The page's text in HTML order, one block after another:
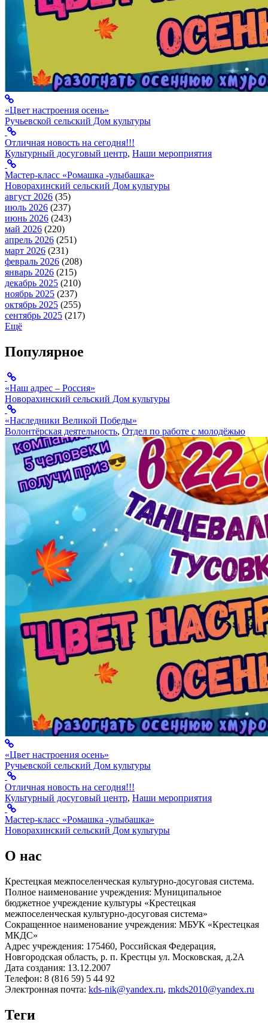
«Цвет настроения осень»
Ручьевской сельский Дом культуры
Отличная новость на сегодня!!!
Культурный досуговый центр, Наши мероприятия
Мастер-класс «Ромашка -улыбашка»
Новорахинский сельский Дом культуры
август 2026 (35)
июль 2026 (237)
июнь 2026 (243)
май 2026 (220)
апрель 2026 (251)
март 2026 (231)
февраль 2026 (208)
январь 2026 (215)
декабрь 2025 (210)
ноябрь 2025 (237)
октябрь 2025 (255)
сентябрь 2025 (217)
Ещё
Популярное
«Наш адрес – Россия»
Новорахинский сельский Дом культуры
«Наследники Великой Победы»
Волонтёрская деятельность, Отдел по работе с молодёжью
«Цвет настроения осень»
Ручьевской сельский Дом культуры
Отличная новость на сегодня!!!
Культурный досуговый центр, Наши мероприятия
Мастер-класс «Ромашка -улыбашка»
Новорахинский сельский Дом культуры
О нас
Крестецкая межпоселенческая культурно-досуговая система.
Полное наименование учреждения: Муниципальное
бюджетное учреждение культуры «Крестецкая
межпоселенческая культурно-досуговая система»
Сокращенное наименование учреждения: МБУК «Крестецкая
МКДС»
Адрес учреждения: 175460, Российская Федерация,
Новгородская область, р. п. Крестцы ул. Московская, д.2А
Дата создания: 13.12.2007
Телефон: 8 (816 59) 5 44 92
Электронная почта: kds-nik@yandex.ru, mkds2010@yandex.ru
Теги